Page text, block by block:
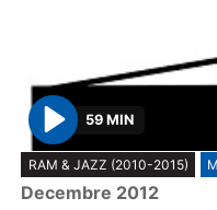
P
l
a
59 MIN
RAM & JAZZ (2010-2015)
Decembre 2012